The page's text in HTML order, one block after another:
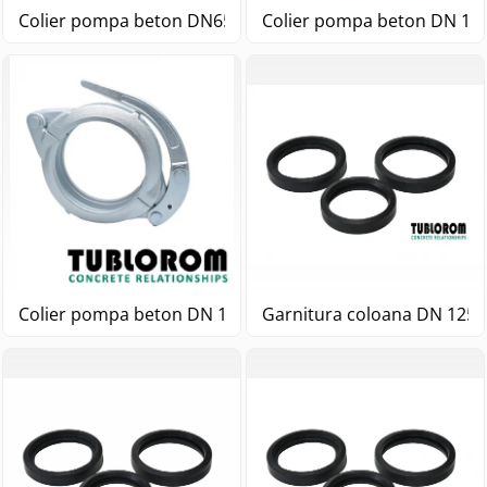
Colier pompa beton DN65 3" Colier pompa beton DN
Colier pompa beton DN 125 5" 1/2Garnitura coloana DN 125